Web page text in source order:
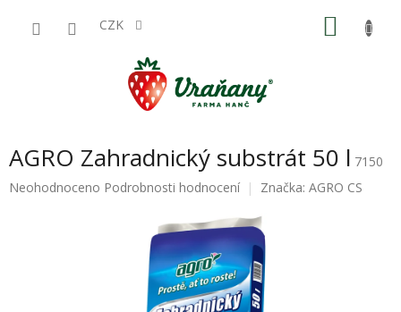
CZK
AGRO Zahradnický substrát 50 l 7150
Průměrné
Neohodnoceno Podrobnosti hodnocení Značka: AGRO CS